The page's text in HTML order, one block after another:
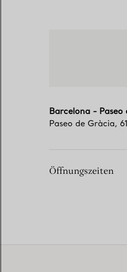
Barcelona - Paseo
Paseo de Gràcia, 61
Öffnungszeiten